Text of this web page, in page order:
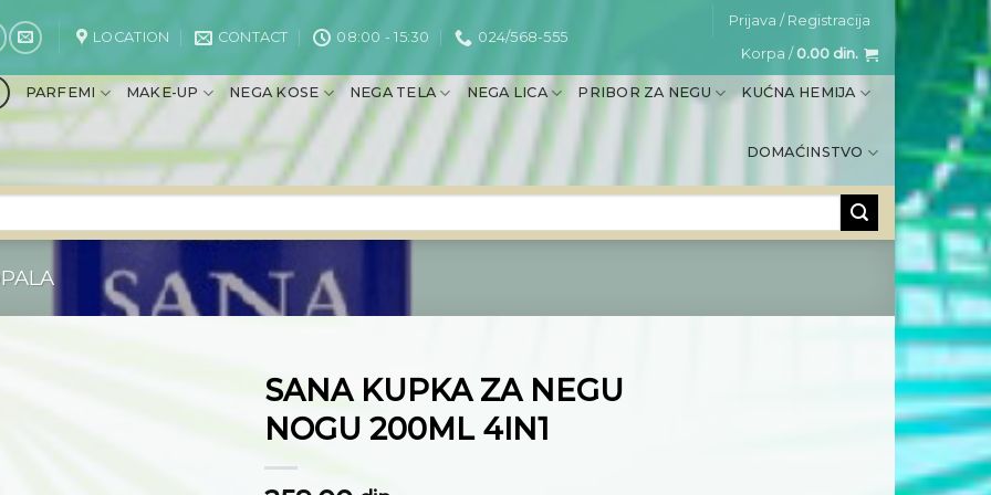
LOCATION CONTACT 08:00 - 15:30 024/568-555
Prijava / Registracija
Korpa /0.00 din.
PARFEMI MAKE-UP NEGA KOSE NEGA TELA NEGA LICA PRIBOR ZA NEGU KUĆNA HEMIJA
DOMAĆINSTVO
SANA KUPKA ZA NEGU
NOGU 200ML 4IN1